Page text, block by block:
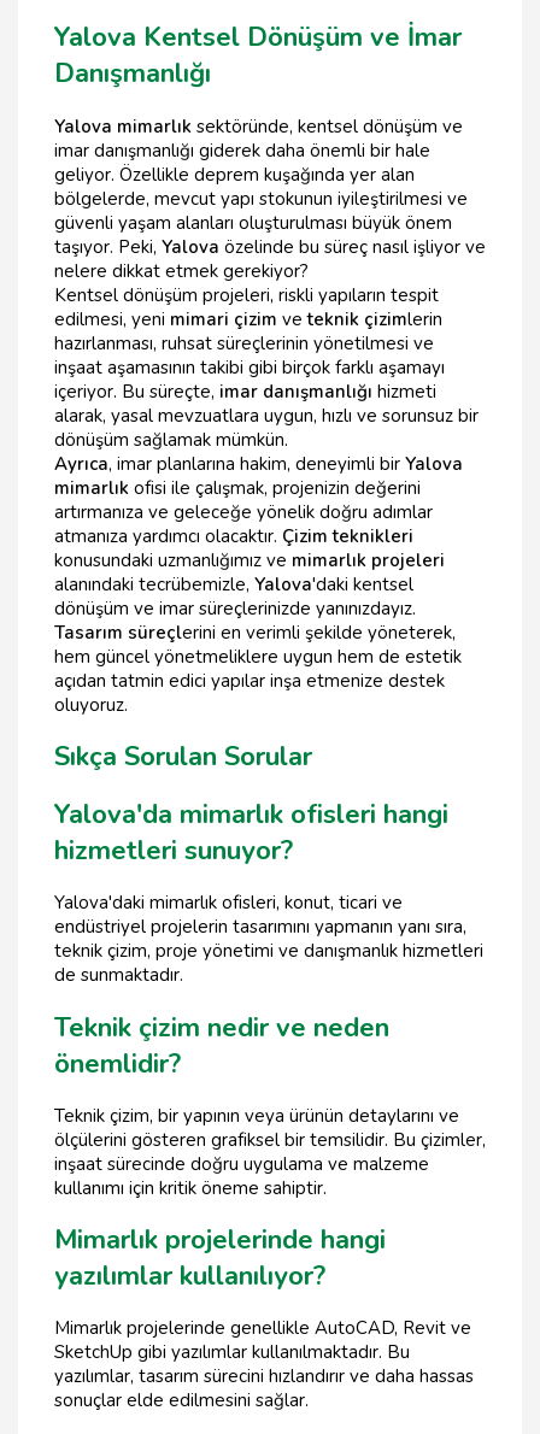
Yalova Kentsel Dönüşüm ve İmar
Danışmanlığı
Yalova mimarlık sektöründe, kentsel dönüşüm ve
imar danışmanlığı giderek daha önemli bir hale
geliyor. Özellikle deprem kuşağında yer alan
bölgelerde, mevcut yapı stokunun iyileştirilmesi ve
güvenli yaşam alanları oluşturulması büyük önem
taşıyor. Peki, Yalova özelinde bu süreç nasıl işliyor ve
nelere dikkat etmek gerekiyor?
Kentsel dönüşüm projeleri, riskli yapıların tespit
edilmesi, yeni mimari çizim veteknik çizimlerin
hazırlanması, ruhsat süreçlerinin yönetilmesi ve
inşaat aşamasının takibi gibi birçok farklı aşamayı
içeriyor. Bu süreçte, imar danışmanlığı hizmeti
alarak, yasal mevzuatlara uygun, hızlı ve sorunsuz bir
dönüşüm sağlamak mümkün.
Ayrıca, imar planlarına hakim, deneyimli bir Yalova
mimarlık ofisi ile çalışmak, projenizin değerini
artırmanıza ve geleceğe yönelik doğru adımlar
atmanıza yardımcı olacaktır. Çizim teknikleri
konusundaki uzmanlığımız ve mimarlık projeleri
alanındaki tecrübemizle, Yalova'daki kentsel
dönüşüm ve imar süreçlerinizde yanınızdayız.
Tasarım süreçlerini en verimli şekilde yöneterek,
hem güncel yönetmeliklere uygun hem de estetik
açıdan tatmin edici yapılar inşa etmenize destek
oluyoruz.
Sıkça Sorulan Sorular
Yalova'da mimarlık ofisleri hangi
hizmetleri sunuyor?
Yalova'daki mimarlık ofisleri, konut, ticari ve
endüstriyel projelerin tasarımını yapmanın yanı sıra,
teknik çizim, proje yönetimi ve danışmanlık hizmetleri
de sunmaktadır.
Teknik çizim nedir ve neden
önemlidir?
Teknik çizim, bir yapının veya ürünün detaylarını ve
ölçülerini gösteren grafiksel bir temsilidir. Bu çizimler,
inşaat sürecinde doğru uygulama ve malzeme
kullanımı için kritik öneme sahiptir.
Mimarlık projelerinde hangi
yazılımlar kullanılıyor?
Mimarlık projelerinde genellikle AutoCAD, Revit ve
SketchUp gibi yazılımlar kullanılmaktadır. Bu
yazılımlar, tasarım sürecini hızlandırır ve daha hassas
sonuçlar elde edilmesini sağlar.